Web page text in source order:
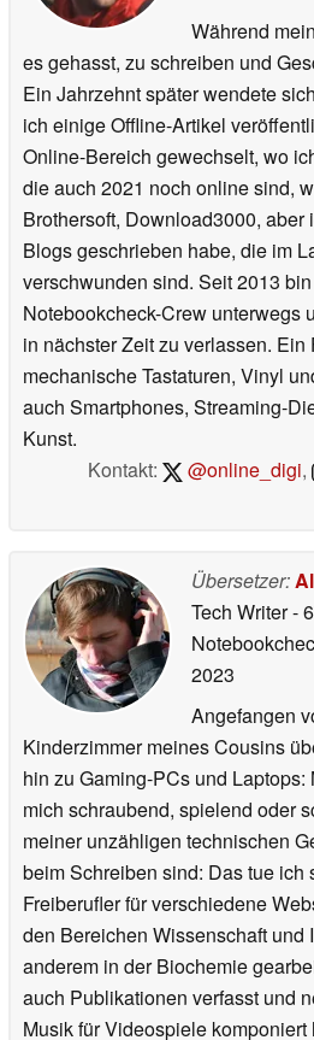
Während
es gehasst, zu schreiben und
Ein Jahrzehnt später wendete
ich einige Offline-Artikel
Online-Bereich gewechselt, wo
die auch 2021 noch online sind,
Brothersoft, Download3000, aber
Blogs geschrieben habe, die im
verschwunden sind. Seit 2013
Notebookcheck-Crew unterwegs
in nächster Zeit zu verlassen.
mechanische Tastaturen, Vinyl
auch Smartphones, Streaming-
Kunst.
Kontakt:
@online_digi,
Übersetzer:
Tech Writer-
2023
Angefangen
Kinderzimmer meines Cousins
hin zu Gaming-PCs und Laptops:
mich schraubend, spielend oder
meiner unzähligen technischen
beim Schreiben sind: Das tue ich
Freiberufler für verschiedene
den Bereichen Wissenschaft und
anderem in der Biochemie
auch Publikationen verfasst und
Musik für Videospiele komponiert